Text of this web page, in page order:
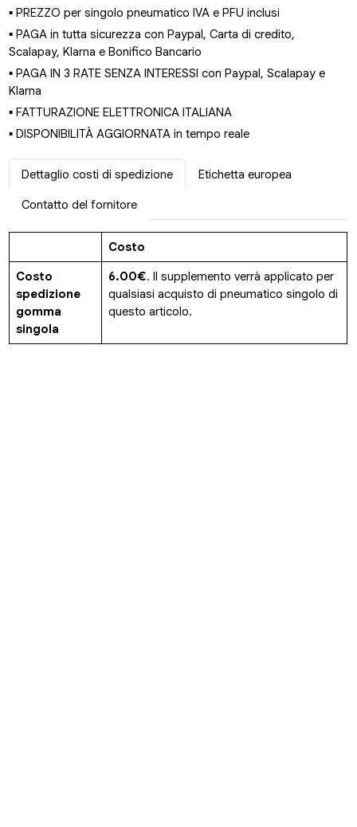
▪ PREZZO per singolo pneumatico IVA e PFU inclusi
▪ PAGA in tutta sicurezza con Paypal, Carta di credito,
Scalapay, Klarna e Bonifico Bancario
▪ PAGA IN 3 RATE SENZA INTERESSI con Paypal, Scalapay e
Klarna
▪ FATTURAZIONE ELETTRONICA ITALIANA
▪ DISPONIBILITÀ AGGIORNATA in tempo reale
Dettaglio costi di spedizione Etichetta europea
Contatto del fornitore
Costo
Costo
spedizione
gomma
singola
6.00€. Il supplemento verrà applicato per
qualsiasi acquisto di pneumatico singolo di
questo articolo.